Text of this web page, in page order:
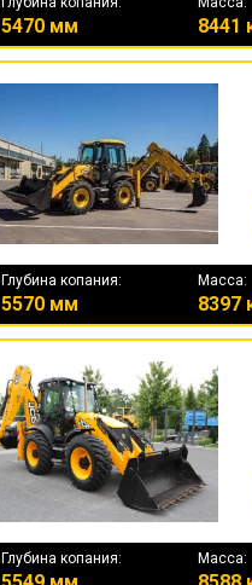
5470 мм 8441
Глубина копания:
5570 мм
Масса:
8397
Глубина копания: Масса: